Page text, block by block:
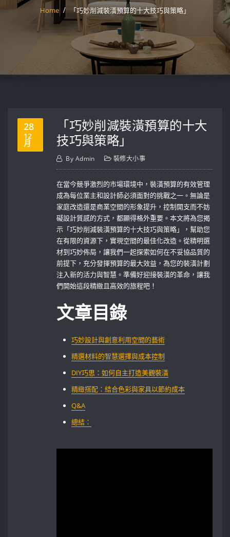
Home 「巧妙削減裝潢預算的十大技巧與策略」
28
12
月
「巧妙削減裝潢預算的十大
技巧與策略」
By Admin 裝修大小事
在當今競爭激烈的市場環境中，裝潢預算的有效管理
成為每位業主和設計師必須面對的挑戰之一。無論是
家庭改造還是商業空間的形象提升，控制開支而不妨
礙設計質感的方式，都顯得格外重要。本文將為您揭
示「巧妙削減裝潢預算的十大技巧與策略」，幫助您
在有限的資源下，實現空間的最佳化改造。從精明選
材到巧妙佈局，讓我們一起探索如何在不妥協品質的
前提下，充分發揮預算的最大效益，為您的裝潢計劃
注入新的活力與智慧。準備好迎接裝潢的革命，讓我
們開始這段精緻且高效的旅程吧！
文章目錄
巧妙設計與創意利用空間的藝術
精選材料的智慧選擇與成本控制
DIY巧思：如何自主打造美觀裝潢
精緻搭配：結合色彩與家具以節約成本
Q&A
總結：